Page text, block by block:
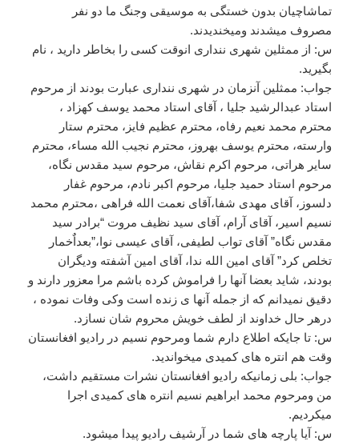
تماشاچیان بدون خستگی به موسیقی وجنگ ما دو نفر
مصروف میشدند ومیخندیدند.
س: از ممثلین شهری ننداری انوقت کسی را بخاطر دارید ، نام
بگیرید.
جواب: ممثلین آنزمان در شهری ننداری عبارت بودند از مرحوم
استاد عبدالرشید جلیا ، آقای استاد محمد یوسف کهزاد ،
محترم محمد نعیم رفاه، محترم عظیم فایز، محترم ستار
وارسته، محترم یوسف بهروز، محترم نجیب الله مساء، محترم
سایر هراتی، مرحوم اکرم نقاش، مرحوم سید مقدس نگاه،
مرحوم استاد حمید جلیا، مرحوم اکبر نادم، مرحوم غفار
دلسوز، آقای مهدی شفا،آقای نعمت الله فراهی ،محترم محمد
نسیم اسیر، آقای آرام، آقای سید نظیف مروت “برادر سید
مقدس نگاه” آقای تواب لطیفی، آقای عیسی نوا،”بعداٌخمار
تخلص کرد” آقای امین الله ندا، آقای امین آشفته ودیگران
بودند، شاید بعضا آنها را فراموش کرده باشم مرا معزور دارند و
دقیق نمیدانم که از جمله آنها ی زنده است وکی وفات نموده ،
درهر حال خداوند از لطف خویش محروم شان نسازد.
س: تا جایکه اطلاع دارم شما ومرحوم نسیم در رادیو افغانستان
وقت هم انتره های کمیدی میخواندید.
جواب: بلی زمانیکه رادیو افغانستان نشرات مستقیم داشت،
من ومرحوم محمد ابراهیم نسیم انتره های کمیدی اجرا
میکردیم.
س: آیا پارچه های شما در آرشیف رادیو پیدا میشود.